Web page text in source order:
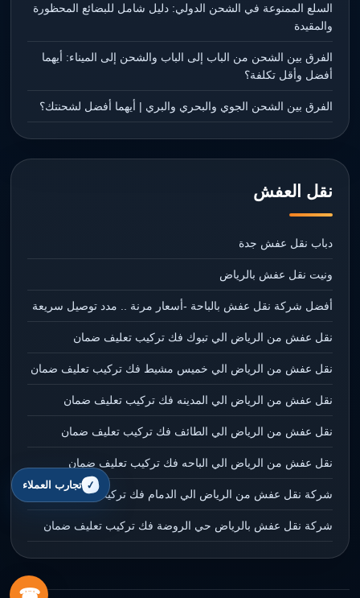
السلع الممنوعة في الشحن الدولي: دليل شامل للبضائع المحظورة
والمقيدة
الفرق بين الشحن من الباب إلى الباب والشحن إلى الميناء: أيهما
أفضل وأقل تكلفة؟
الفرق بين الشحن الجوي والبحري والبري | أيهما أفضل لشحنتك؟
نقل العفش
دباب نقل عفش جدة
ونيت نقل عفش بالرياض
أفضل شركة نقل عفش بالباحة -أسعار مرنة .. مدد توصيل سريعة
نقل عفش من الرياض الي تبوك فك تركيب تعليف ضمان
نقل عفش من الرياض الي خميس مشيط فك تركيب تعليف ضمان
نقل عفش من الرياض الي المدينه فك تركيب تعليف ضمان
نقل عفش من الرياض الي الطائف فك تركيب تعليف ضمان
نقل عفش من الرياض الي الباحه فك تركيب تعليف ضمان
شركة نقل عفش من الرياض الي الدمام فك تركيب تعليف ضمان
شركة نقل عفش بالرياض حي الروضة فك تركيب تعليف ضمان
تجارب العملاء